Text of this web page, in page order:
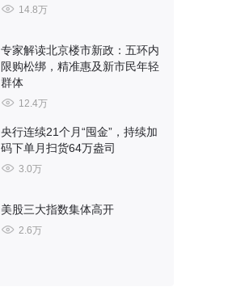
14.8万
专家解读北京楼市新政：五环内
限购松绑，精准惠及新市民年轻
群体
12.4万
央行连续21个月“囤金”，持续加
码下单月扫货64万盎司
3.0万
美股三大指数集体高开
2.6万